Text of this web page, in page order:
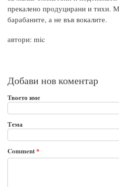
прекалено продуцирани и тихи.
барабаните, а не във вокалите.
автори: mic
Добави нов коментар
Твоето име
Тема
Comment*